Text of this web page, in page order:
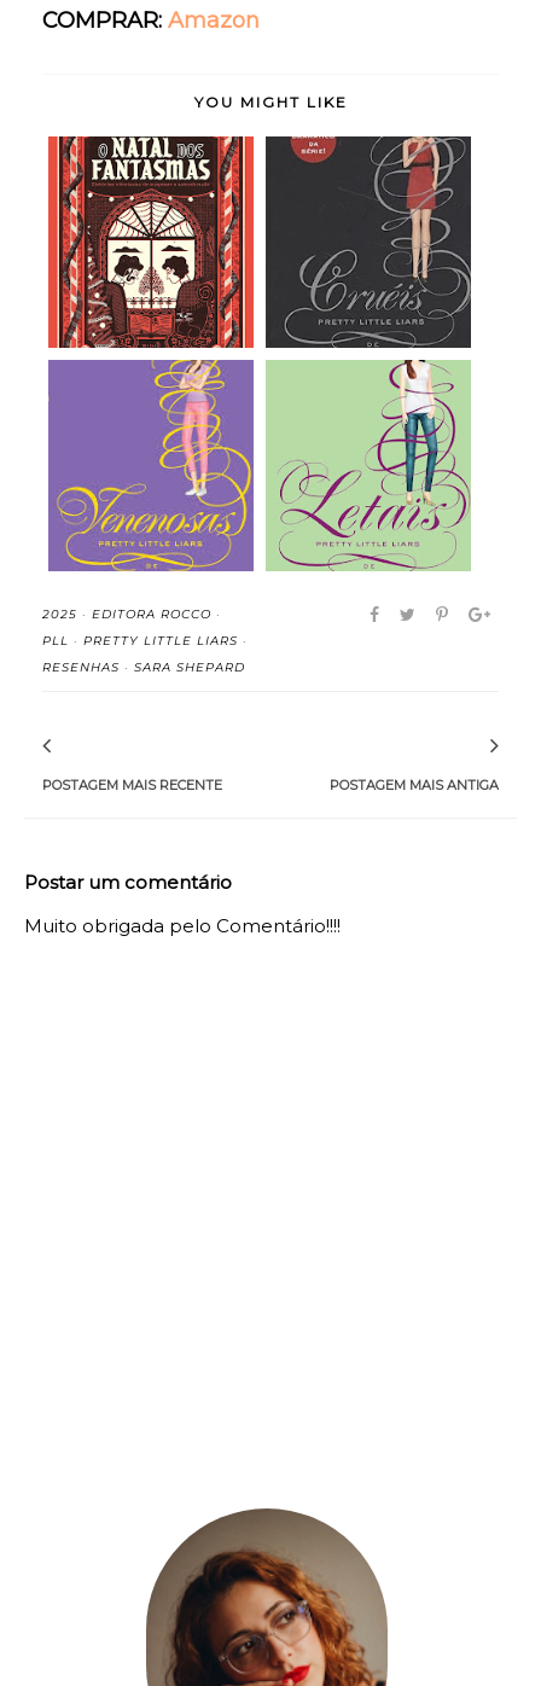
COMPRAR: Amazon
YOU MIGHT LIKE
O Natal dos
Fantasmas (Histórias
Vi...
Cruéis (Pretty Little
Liars, vol.16...
Venenosas (Pretty
Little Liars, vol...
Letais (Pretty Little
Liars, vol.14...
2025 · EDITORA ROCCO ·
PLL · PRETTY LITTLE LIARS ·
RESENHAS · SARA SHEPARD
POSTAGEM MAIS RECENTE POSTAGEM MAIS ANTIGA
Postar um comentário
Muito obrigada pelo Comentário!!!!